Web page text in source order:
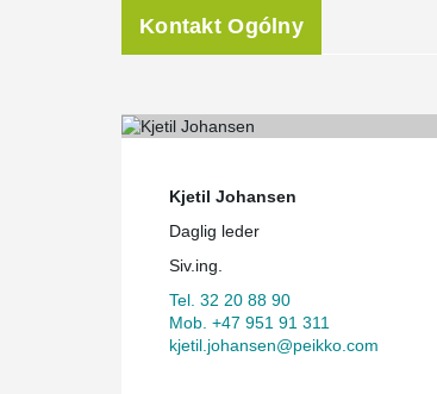
Kontakt Ogólny
Kjetil Johansen
Daglig leder
Siv.ing.
Tel. 32 20 88 90
Mob. +47 951 91 311
kjetil.johansen@peikko.com